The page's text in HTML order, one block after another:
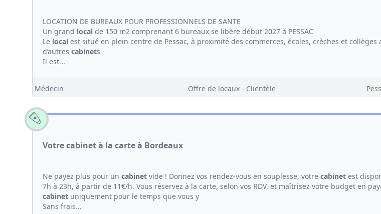
LOCATION DE BUREAUX POUR PROFESSIONNELS DE SANTE
Un grand local de 150 m2 comprenant 6 bureaux se libère début 2027 à PESSAC
Le local est situé en plein centre de Pessac, à proximité des commerces, écoles, crèches et collèges
d’autres cabinets
Il est...
Médecin Offre de locaux - Clientèle
Votre cabinet à la carte à Bordeaux
Ne payez plus pour un cabinet vide ! Donnez vos rendez-vous en souplesse, votre cabinet est
7h à 23h, à partir de 11€/h. Vous réservez à la carte, selon vos RDV, et maîtrisez votre budget en
cabinet uniquement pour le temps que vous y
Sans frais...